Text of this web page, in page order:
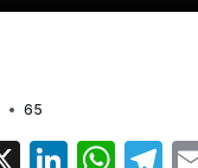
65